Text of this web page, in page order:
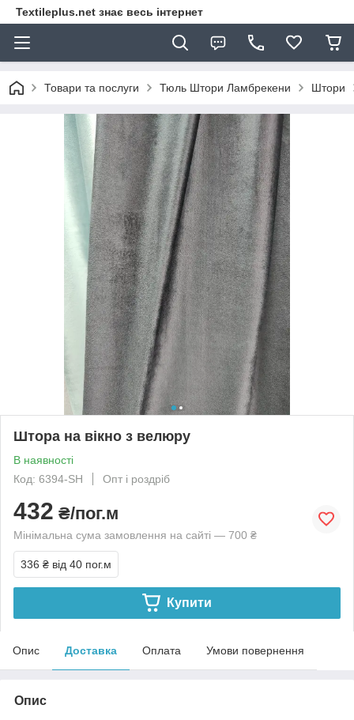
Textileplus.net знає весь інтернет
Товари та послуги Тюль Штори Ламбрекени Штори
Штора на вікно з велюру
В наявності
Код: 6394-SH
Опт і роздріб
432 ₴/пог.м
Мінімальна сума замовлення на сайті — 700 ₴
336 ₴ від 40 пог.м
Купити
Опис Доставка Оплата Умови повернення
Опис